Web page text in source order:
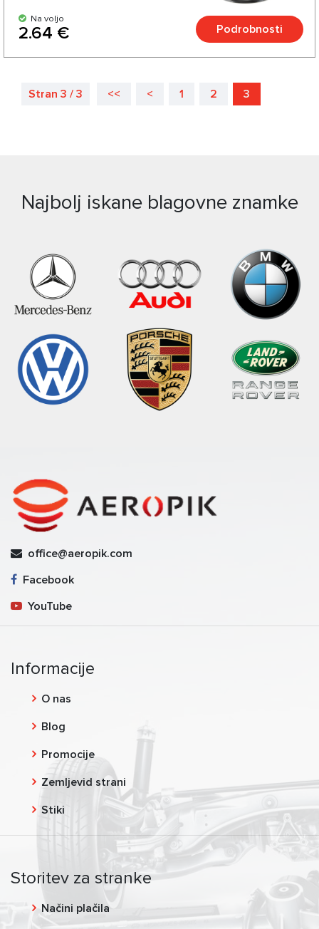
Na voljo
2.64 € Podrobnosti
Stran 3 / 3 << < 1 2 3
Najbolj iskane blagovne znamke
office@aeropik.com
Facebook
YouTube
Informacije
O nas
Blog
Promocije
Zemljevid strani
Stiki
Storitev za stranke
Načini plačila